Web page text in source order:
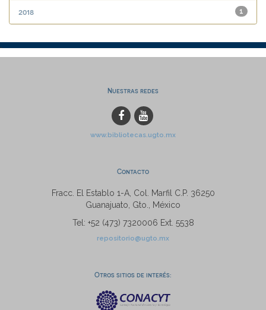
1
2018
Nuestras redes
www.bibliotecas.ugto.mx
Contacto
Fracc. El Establo 1-A, Col. Marfil C.P. 36250
Guanajuato, Gto., México
Tel: +52 (473) 7320006 Ext. 5538
repositorio@ugto.mx
Otros sitios de interés: